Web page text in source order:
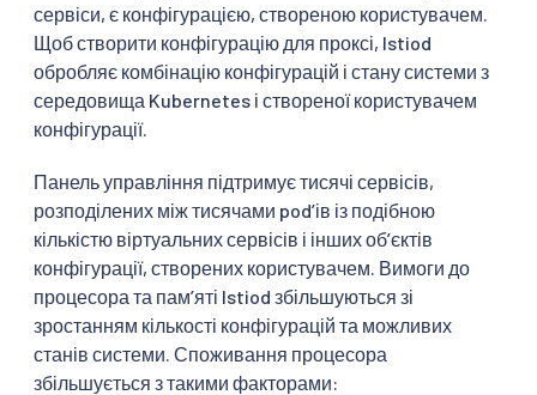
сервіси, є конфігурацією, створеною користувачем.
Щоб створити конфігурацію для проксі, Istiod
обробляє комбінацію конфігурацій і стану системи з
середовища Kubernetes і створеної користувачем
конфігурації.
Панель управління підтримує тисячі сервісів,
розподілених між тисячами podʼів із подібною
кількістю віртуальних сервісів і інших обʼєктів
конфігурації, створених користувачем. Вимоги до
процесора та памʼяті Istiod збільшуються зі
зростанням кількості конфігурацій та можливих
станів системи. Споживання процесора
збільшується з такими факторами: